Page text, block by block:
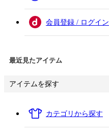
会員登録 / ログイン
最近見たアイテム
アイテムを探す
カテゴリから探す